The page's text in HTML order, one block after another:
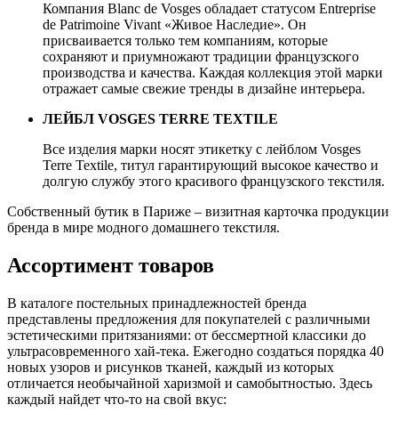
Компания Blanc de Vosges обладает статусом Entreprise
de Patrimoine Vivant «Живое Наследие». Он
присваивается только тем компаниям, которые
сохраняют и приумножают традиции французского
производства и качества. Каждая коллекция этой марки
отражает самые свежие тренды в дизайне интерьера.
ЛЕЙБЛ VOSGES TERRE TEXTILE
Все изделия марки носят этикетку с лейблом Vosges
Terre Textile, титул гарантирующий высокое качество и
долгую службу этого красивого французского текстиля.
Собственный бутик в Париже – визитная карточка продукции
бренда в мире модного домашнего текстиля.
Ассортимент товаров
В каталоге постельных принадлежностей бренда
представлены предложения для покупателей с различными
эстетическими притязаниями: от бессмертной классики до
ультрасовременного хай-тека. Ежегодно создаться порядка 40
новых узоров и рисунков тканей, каждый из которых
отличается необычайной харизмой и самобытностью. Здесь
каждый найдет что-то на свой вкус: